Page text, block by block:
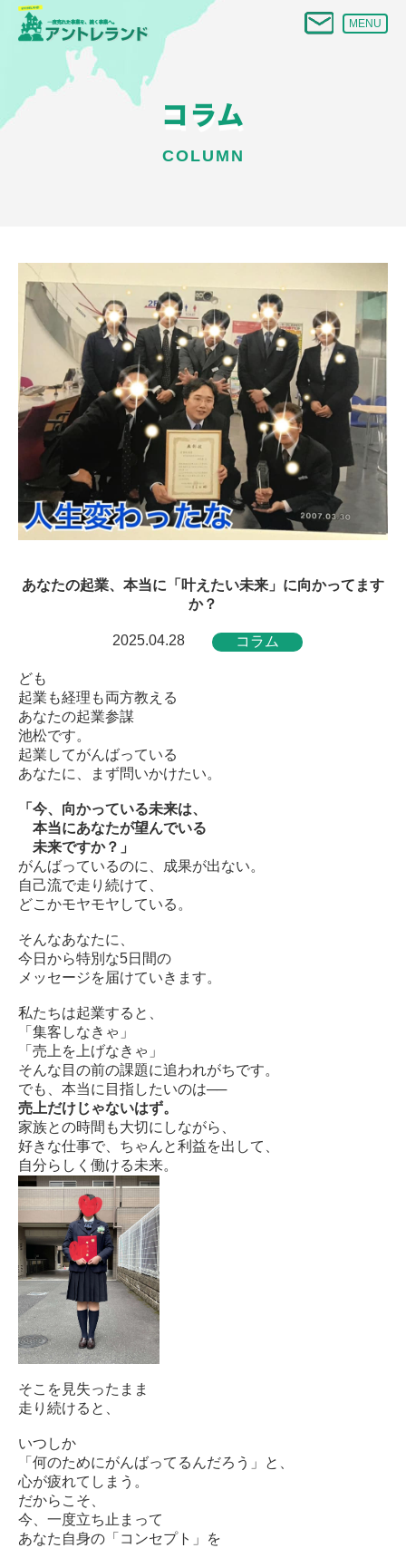
MENU
コラム
COLUMN
あなたの起業、本当に「叶えたい未来」に向かってます
か？
2025.04.28 コラム
ども
起業も経理も両方教える
あなたの起業参謀
池松です。
起業してがんばっている
あなたに、まず問いかけたい。
「今、向かっている未来は、
本当にあなたが望んでいる
未来ですか？」
がんばっているのに、成果が出ない。
自己流で走り続けて、
どこかモヤモヤしている。
そんなあなたに、
今日から特別な5日間の
メッセージを届けていきます。
私たちは起業すると、
「集客しなきゃ」
「売上を上げなきゃ」
そんな目の前の課題に追われがちです。
でも、本当に目指したいのは──
売上だけじゃないはず。
家族との時間も大切にしながら、
好きな仕事で、ちゃんと利益を出して、
自分らしく働ける未来。
そこを見失ったまま
走り続けると、
いつしか
「何のためにがんばってるんだろう」と、
心が疲れてしまう。
だからこそ、
今、一度立ち止まって
あなた自身の「コンセプト」を